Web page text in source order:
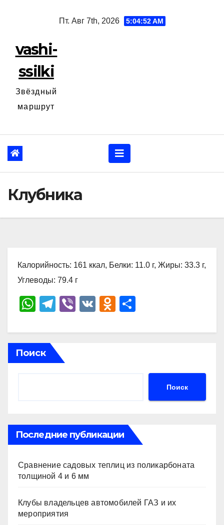
Пт. Авг 7th, 2026 5:04:53 AM
vashi-
ssilki
Звёздный
маршрут
Клубника
Калорийность: 161 ккал, Белки: 11.0 г, Жиры: 33.3 г,
Углеводы: 79.4 г
W
at
s
A
T
e
gr
a
Vi
er
V
O
n
ki
р
ть
Поиск
Поиск
Последние публикации
Сравнение садовых теплиц из поликарбоната
толщиной 4 и 6 мм
Клубы владельцев автомобилей ГАЗ и их
мероприятия